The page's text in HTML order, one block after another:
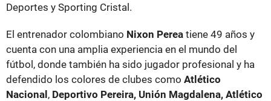
Deportes y Sporting Cristal.
El entrenador colombiano Nixon Perea tiene 49 años y
cuenta con una amplia experiencia en el mundo del
fútbol, donde también ha sido jugador profesional y ha
defendido los colores de clubes como Atlético
Nacional, Deportivo Pereira, Unión Magdalena, Atlético